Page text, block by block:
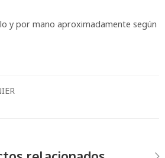
y por mano aproximadamente según